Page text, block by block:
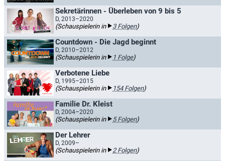
Sekretärinnen - Überleben von 9 bis 5
D, 2013–2020
(Schauspielerin in 3 Folgen)
Countdown - Die Jagd beginnt
D, 2010–2012
(Schauspielerin in 1 Folge)
Verbotene Liebe
D, 1995–2015
(Schauspielerin in 154 Folgen)
Familie Dr. Kleist
D, 2004–2020
(Schauspielerin in 5 Folgen)
Der Lehrer
D, 2009–
(Schauspielerin in 2 Folgen)